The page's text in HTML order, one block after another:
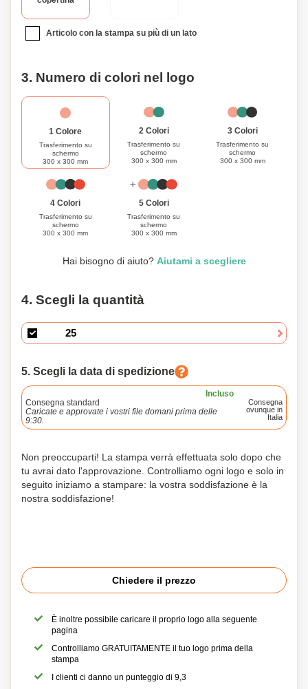
tuo nome o persino un design personalizzato sulla borsa.
Questo la rende un regalo unico e pieno di pensiero per te o
per qualcuno di speciale. Scegli la praticità, la durabilità e la
convenienza nel portare i tuoi effetti personali!
Articolo con la stampa su più di un lato
3. Numero di colori nel logo
1 Colore
Trasferimento su
schermo
300 x 300 mm
2 Colori
Trasferimento su
schermo
300 x 300 mm
3 Colori
Trasferimento su
schermo
300 x 300 mm
4 Colori
Trasferimento su
schermo
300 x 300 mm
5 Colori
Trasferimento su
schermo
300 x 300 mm
Hai bisogno di aiuto? Aiutami a scegliere
4. Scegli la quantità
5. Scegli la data di spedizione
Incluso
Consegna standard
Caricate e approvate i vostri file domani prima delle
9:30.
Consegna
ovunque in
Italia
Non preoccuparti! La stampa verrà effettuata solo dopo che
tu avrai dato l'approvazione. Controlliamo ogni logo e solo in
seguito iniziamo a stampare: la vostra soddisfazione è la
nostra soddisfazione!
Chiedere il prezzo
È inoltre possibile caricare il proprio logo alla seguente
pagina
Controlliamo GRATUITAMENTE il tuo logo prima della
stampa
I clienti ci danno un punteggio di 9,3